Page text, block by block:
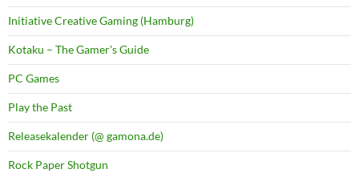
Initiative Creative Gaming (Hamburg)
Kotaku – The Gamer's Guide
PC Games
Play the Past
Releasekalender (@ gamona.de)
Rock Paper Shotgun